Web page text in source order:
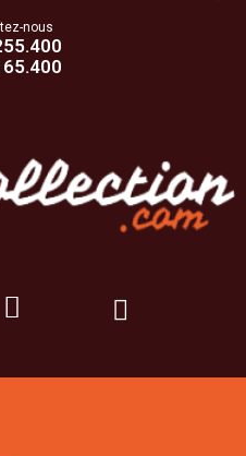
nous